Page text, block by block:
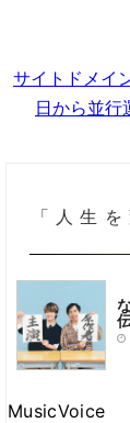
サイトドメイ
日から並行
「人生
MusicVoice